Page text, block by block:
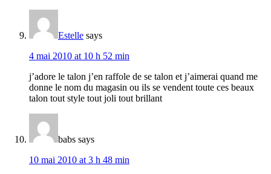
Estelle says
4 mai 2010 at 10 h 52 min
j’adore le talon j’en raffole de se talon et j’aimerai quand me
donne le nom du magasin ou ils se vendent toute ces beaux
talon tout style tout joli tout brillant
babs says
10 mai 2010 at 3 h 48 min